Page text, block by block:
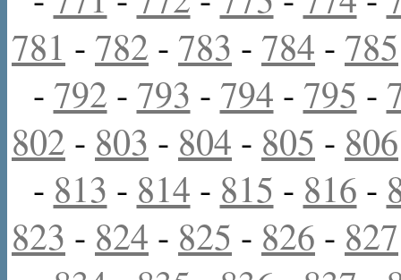
781 - 782 - 783 - 784 - 785
- 792 - 793 - 794 - 795 -
802 - 803 - 804 - 805 - 806
- 813 - 814 - 815 - 816 -
823 - 824 - 825 - 826 - 827